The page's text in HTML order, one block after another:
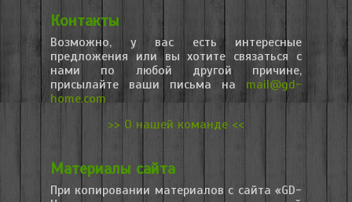
Контакты
Возможно, у вас есть интересные
предложения или вы хотите связаться с
нами по любой другой причине,
присылайте ваши письма на mail@gd-
home.com
>> О нашей команде <<
Материалы сайта
При копировании материалов с сайта «GD-